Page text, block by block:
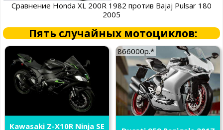
Сравнение Honda XL 200R 1982 против Bajaj Pulsar 180
2005
Пять случайных мотоциклов:
Kawasaki Z-X10R Ninja SE
866000р.*